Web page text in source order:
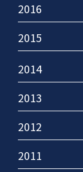
2016
2015
2014
2013
2012
2011